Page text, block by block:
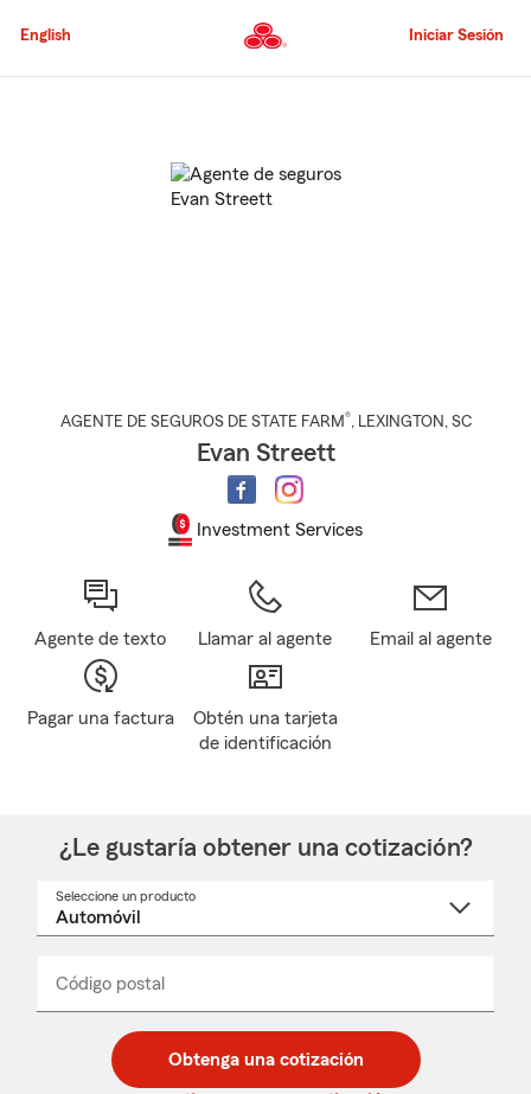
al
principal
English Iniciar Sesión
AGENTE DE SEGUROS DE STATE FARM®, LEXINGTON , SC
Evan Streett
Investment Services
Agente de texto Llamar al agente Email al agente
Pagar una factura
Obtén una tarjeta
de identificación
¿Le gustaría obtener una cotización?
Seleccione un producto
desplegable
Código postal
de
de
_____
Obtenga una cotización